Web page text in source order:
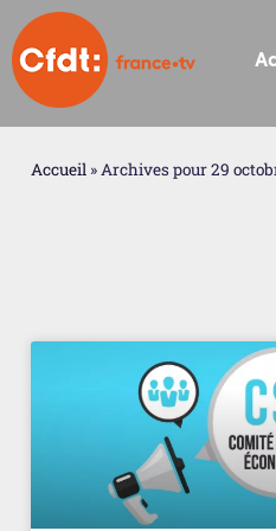
Accueil »Archives pour 29